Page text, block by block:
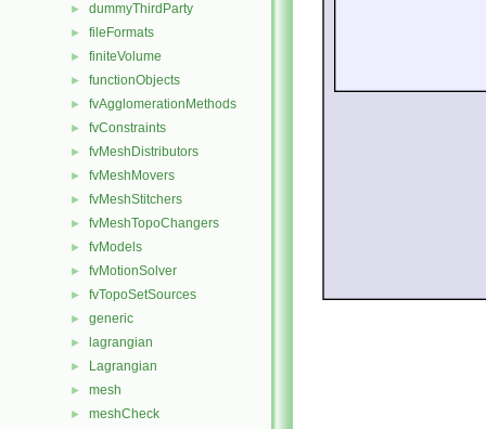
► dummyThirdParty
► fileFormats
► finiteVolume
► functionObjects
► fvAgglomerationMethods
► fvConstraints
► fvMeshDistributors
► fvMeshMovers
► fvMeshStitchers
► fvMeshTopoChangers
► fvModels
► fvMotionSolver
► fvTopoSetSources
► generic
► lagrangian
► Lagrangian
► mesh
► meshCheck